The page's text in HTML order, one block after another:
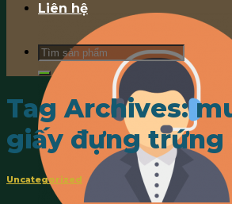
Liên hệ
Search
for:
Tag Archives:
giấy đựng trứng
Uncategorized